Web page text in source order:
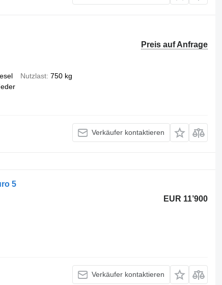
Preis auf Anfrage
Nutzlast 750 kg
Verkäufer kontaktieren
5
EUR 11’900
Verkäufer kontaktieren